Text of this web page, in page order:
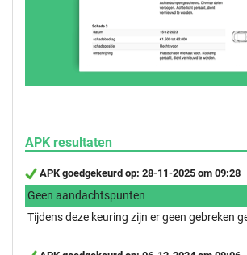
APK resultaten
APK goedgekeurd op: 28-11-2025 om 09:28
Geen aandachtspunten
Tijdens deze keuring zijn er geen gebreken